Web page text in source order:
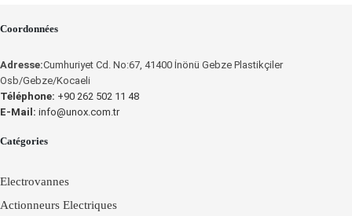
Coordonnées
Adresse:Cumhuriyet Cd. No:67, 41400 İnönü Gebze Plastikçiler
Osb/Gebze/Kocaeli
Téléphone: +90 262 502 11 48
E-Mail: info@unox.com.tr
Catégories
Electrovannes
Actionneurs Electriques